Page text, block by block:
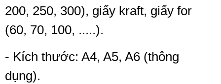
200, 250, 300), giấy kraft, giấy for
(60, 70, 100, .....).
- Kích thước: A4, A5, A6 (thông
dụng).